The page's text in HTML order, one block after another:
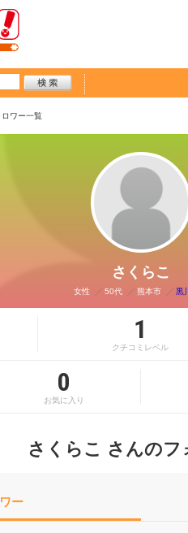
ロワー一覧
さくらこ
女性 50代 熊本市 黒
1
クチコミレベル
0
お気に入り
さくらこ さんのフ
ー